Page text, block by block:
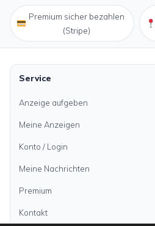
Premium sicher bezahlen
(Stripe)
Service
Anzeige aufgeben
Meine Anzeigen
Konto / Login
Meine Nachrichten
Premium
Kontakt